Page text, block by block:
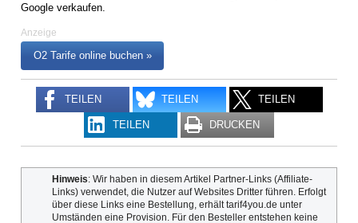
Google verkaufen.
Anzeige
O2 Tarife online buchen »
TEILEN TEILEN TEILEN
TEILEN DRUCKEN
Hinweis: Wir haben in diesem Artikel Partner-Links (Affiliate-
Links) verwendet, die Nutzer auf Websites Dritter führen. Erfolgt
über diese Links eine Bestellung, erhält tarif4you.de unter
Umständen eine Provision. Für den Besteller entstehen keine